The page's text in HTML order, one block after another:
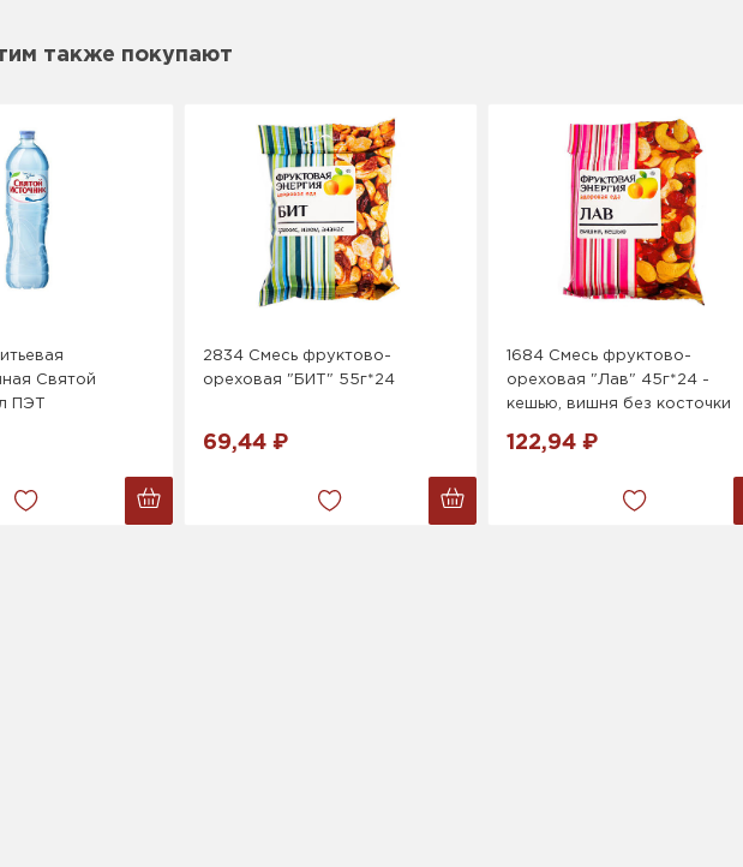
также покупают
Святой
ПЭТ
2834 Смесь фруктово-
ореховая "БИТ" 55г*24
69,44 ₽
1684 Смесь фруктово-
ореховая "Лав" 45г*24 -
кешью, вишня без косточки
122,94 ₽